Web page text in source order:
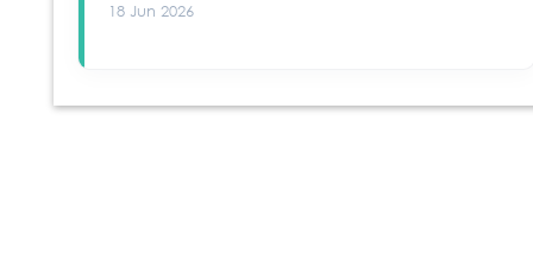
18 Jun 2026